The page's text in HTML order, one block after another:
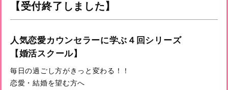
【受付終了しました】
人気恋愛カウンセラーに学ぶ４回シリーズ
【婚活スクール】
毎日の過ごし方がきっと変わる！！
恋愛・結婚を望む方へ